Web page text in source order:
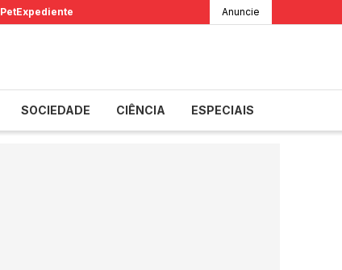
PetExpediente Anuncie
SOCIEDADE CIÊNCIA ESPECIAIS